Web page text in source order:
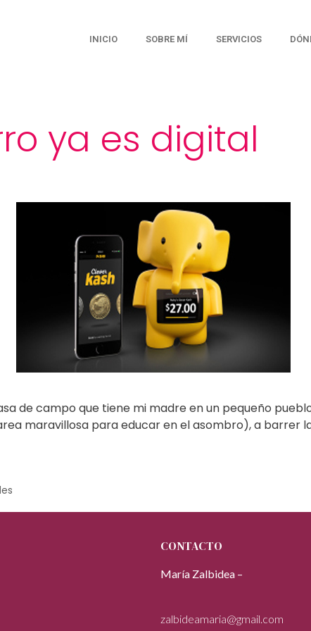
INICIO SOBRE MÍ SERVICIOS
ya es digital
de campo que tiene mi madre en un pequeño
maravillosa para educar en el asombro), a barrer
CONTACTO
María Zalbidea –
zalbideamaria@gmail.com